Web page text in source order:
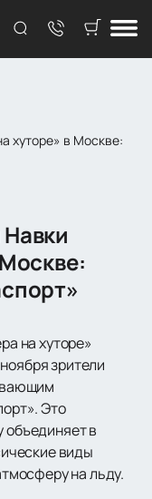
хуторе» в Москве:
на хуторе»
зрители
Это
в
виды
на льду.